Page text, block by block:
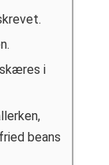
i
beans